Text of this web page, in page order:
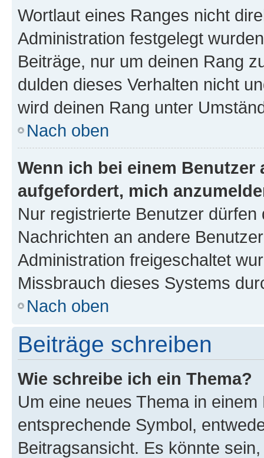
Wortlaut eines Ranges nicht
Administration festgelegt
Beiträge, nur um deinen Rang
dulden dieses Verhalten nicht
wird deinen Rang unter
Nach oben
Wenn ich bei einem
aufgefordert, mich
Nur registrierte Benutzer
Nachrichten an andere
Administration freigeschaltet
Missbrauch dieses Systems
Nach oben
Beiträge schreiben
Wie schreibe ich ein Thema?
Um eine neues Thema in
entsprechende Symbol,
Beitragsansicht. Es könnte